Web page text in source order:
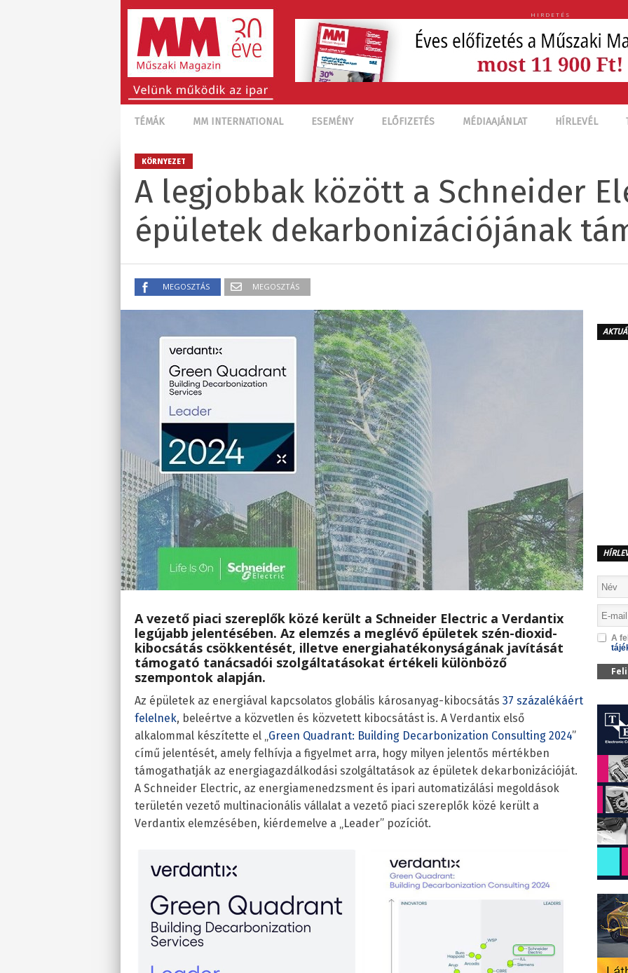
HIRDETÉS
TÉMÁK MM INTERNATIONAL ESEMÉNY ELŐFIZETÉS MÉDIAAJÁNLAT HÍRLEVÉL
KÖRNYEZET
A legjobbak között a Schneider
épületek dekarbonizációjának
MEGOSZTÁS MEGOSZTÁS
A vezető piaci szereplők közé került a Schneider Electric a Verdantix
legújabb jelentésében. Az elemzés a meglévő épületek szén-dioxid-
kibocsátás csökkentését, illetve energiahatékonyságának javítását
támogató tanácsadói szolgáltatásokat értékeli különböző
szempontok alapján.
Az épületek az energiával kapcsolatos globális károsanyag-kibocsátás 37 százalékáért
felelnek, beleértve a közvetlen és közvetett kibocsátást is. A Verdantix első
alkalommal készítette el „Green Quadrant: Building Decarbonization Consulting 2024”
című jelentését, amely felhívja a figyelmet arra, hogy milyen jelentős mértékben
támogathatják az energiagazdálkodási szolgáltatások az épületek dekarbonizációját.
A Schneider Electric, az energiamenedzsment és ipari automatizálási megoldások
területén vezető multinacionális vállalat a vezető piaci szereplők közé került a
Verdantix elemzésében, kiérdemelve a „Leader” pozíciót.
A